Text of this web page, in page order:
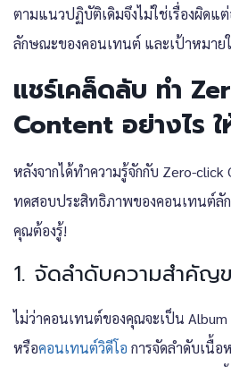
ตามแนวปฏิบัติเดิมจึงไม่ใช่เรื่องผิดแ
ลักษณะของคอนเทนต์ และเป้าหมา
แชร์เคล็ดลับ ทำ
Content อย่างไร
หลังจากได้ทำความรู้จักกับ Zero-
ทดสอบประสิทธิภาพของคอนเทนต์ลั
คุณต้องรู้!
1. จัดลำดับความสำคัญ
ไม่ว่าคอนเทนต์ของคุณจะเป็น
หรือคอนเทนต์วิดีโอ การจัดลำดับเนื้อ